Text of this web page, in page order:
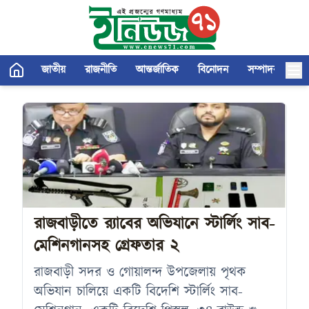
জাতীয় রাজনীতি আন্তর্জাতিক বিনোদন সম্পাদকীয়
রাজবাড়ীতে র‍্যাবের অভিযানে স্টার্লিং সাব-
মেশিনগানসহ গ্রেফতার ২
রাজবাড়ী সদর ও গোয়ালন্দ উপজেলায় পৃথক
অভিযান চালিয়ে একটি বিদেশি স্টার্লিং সাব-